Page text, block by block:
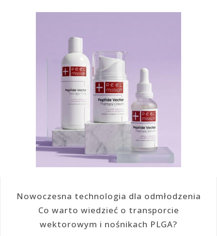
Nowoczesna technologia dla odmłodzenia
Co warto wiedzieć o transporcie
wektorowym i nośnikach PLGA?